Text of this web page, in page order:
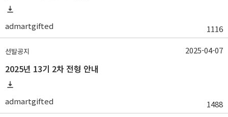
admartgifted 1116
선발공지
2025년 13기 2차 전형 안내
admartgifted 1488
2025-04-07